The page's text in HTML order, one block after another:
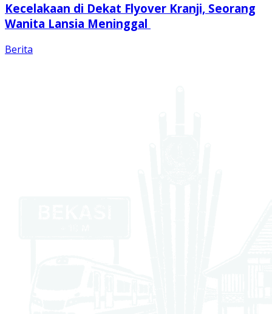
Kecelakaan di Dekat Flyover Kranji, Seorang
Wanita Lansia Meninggal
Berita